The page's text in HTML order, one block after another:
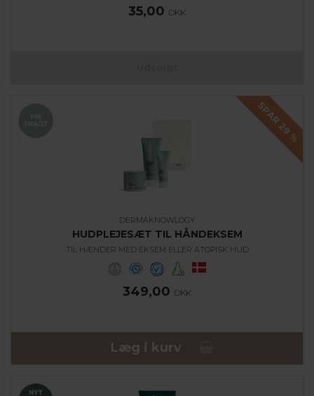
35,00 DKK
SPAR 29
%
DERMAKNOWLOGY
HUDPLEJESÆT TIL HÅNDEKSEM
TIL HÆNDER MED EKSEM ELLER ATOPISK HUD
349,00 DKK
Læg i kurv